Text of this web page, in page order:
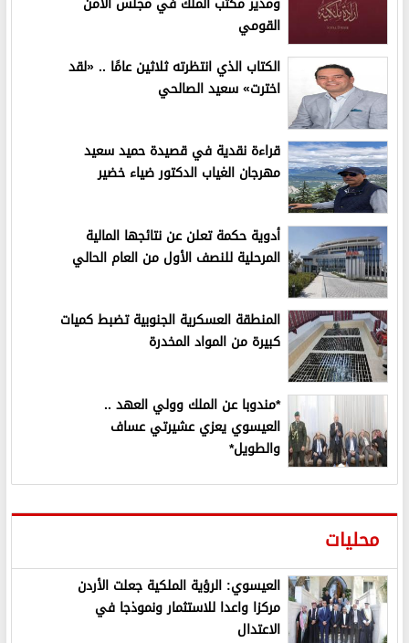
القومي
الكتاب الذي انتظرته ثلاثين عامًا .. «لقد
اخترت» سعيد الصالحي
قراءة نقدية في قصيدة حميد سعيد
مهرجان الغياب الدكتور ضياء خضير
أدوية حكمة تعلن عن نتائجها المالية
المرحلية للنصف الأول من العام الحالي
المنطقة العسكرية الجنوبية تضبط كميات
كبيرة من المواد المخدرة
*مندوبا عن الملك وولي العهد ..
العيسوي يعزي عشيرتي عساف
والطويل*
محليات
العيسوي: الرؤية الملكية جعلت الأردن
مركزا واعدا للاستثمار ونموذجا في
الاعتدال